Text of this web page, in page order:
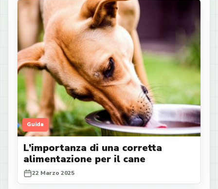
Guida
L’importanza di una corretta
alimentazione per il cane
22 Marzo 2025